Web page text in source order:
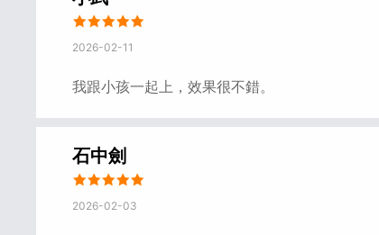
2026-02-11
我跟小孩一起上，效果很不錯。
石中劍
2026-02-03